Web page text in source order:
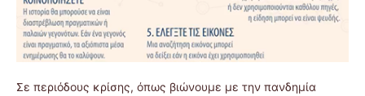
Σε περιόδους κρίσης, όπως βιώνουμε με την πανδημία